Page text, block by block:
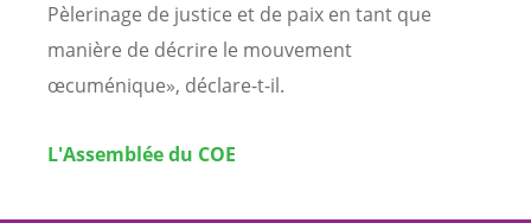
Pèlerinage de justice et de paix en tant que
manière de décrire le mouvement
œcuménique», déclare-t-il.
L'Assemblée du COE